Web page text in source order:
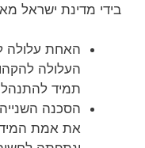
בידי מדינת ישראל
האחת עלולה
העלולה
תמיד
הסכנה
את אמת